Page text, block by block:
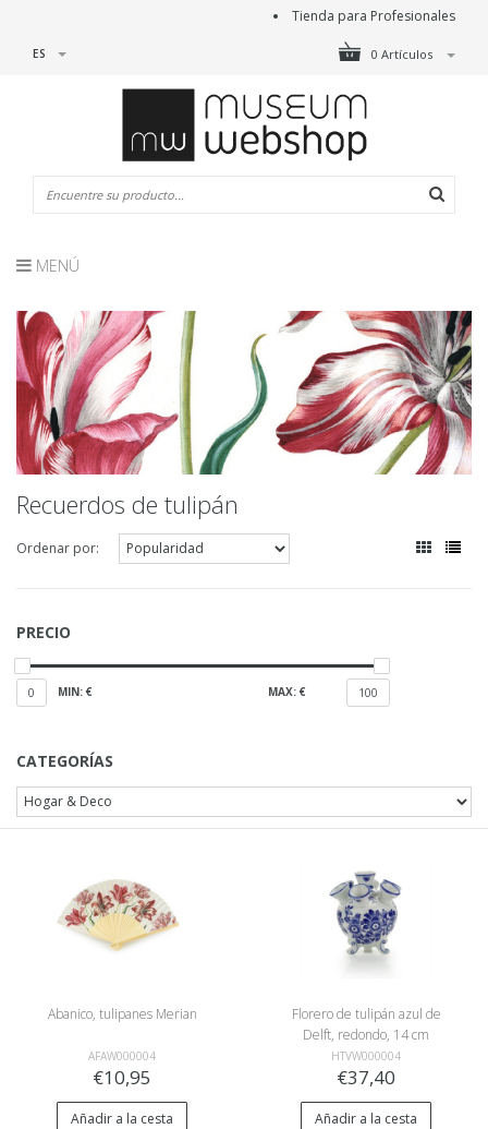
Tienda para Profesionales
0 Artículos
ES
MENÚ
Recuerdos de tulipán
Ordenar por:
PRECIO
0 MIN: € MAX: € 100
CATEGORÍAS
Abanico, tulipanes Merian
AFAW000004
€10,95
Añadir a la cesta
Florero de tulipán azul de
Delft, redondo, 14 cm
HTVW000004
€37,40
Añadir a la cesta